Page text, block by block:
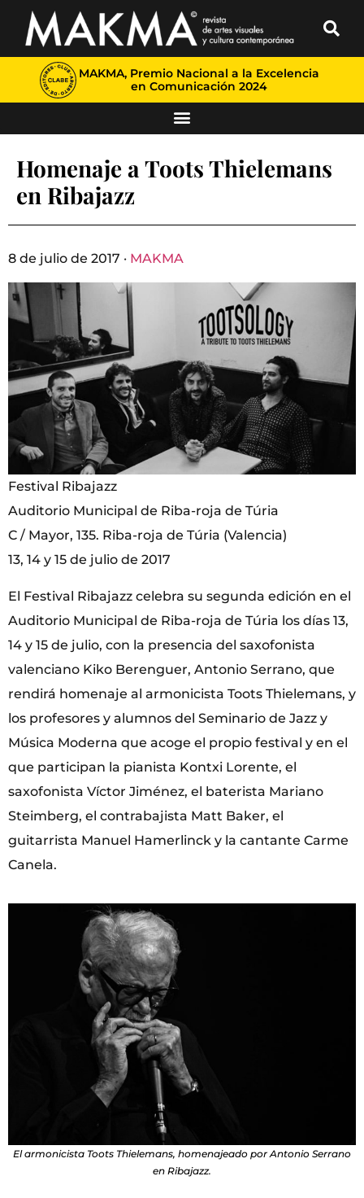
MAKMA, Premio Nacional a la Excelencia
en Comunicación 2024
Homenaje a Toots Thielemans
en Ribajazz
8 de julio de 2017 · MAKMA
Festival Ribajazz
Auditorio Municipal de Riba-roja de Túria
C / Mayor, 135. Riba-roja de Túria (Valencia)
13, 14 y 15 de julio de 2017
El Festival Ribajazz celebra su segunda edición en el
Auditorio Municipal de Riba-roja de Túria los días 13,
14 y 15 de julio, con la presencia del saxofonista
valenciano Kiko Berenguer, Antonio Serrano, que
rendirá homenaje al armonicista Toots Thielemans, y
los profesores y alumnos del Seminario de Jazz y
Música Moderna que acoge el propio festival y en el
que participan la pianista Kontxi Lorente, el
saxofonista Víctor Jiménez, el baterista Mariano
Steimberg, el contrabajista Matt Baker, el
guitarrista Manuel Hamerlinck y la cantante Carme
Canela.
El armonicista Toots Thielemans, homenajeado por Antonio Serrano
en Ribajazz.